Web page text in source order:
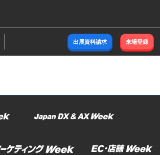
出展資料請求 来場登録